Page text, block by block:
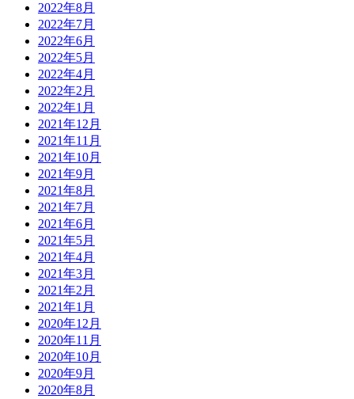
2022年8月
2022年7月
2022年6月
2022年5月
2022年4月
2022年2月
2022年1月
2021年12月
2021年11月
2021年10月
2021年9月
2021年8月
2021年7月
2021年6月
2021年5月
2021年4月
2021年3月
2021年2月
2021年1月
2020年12月
2020年11月
2020年10月
2020年9月
2020年8月